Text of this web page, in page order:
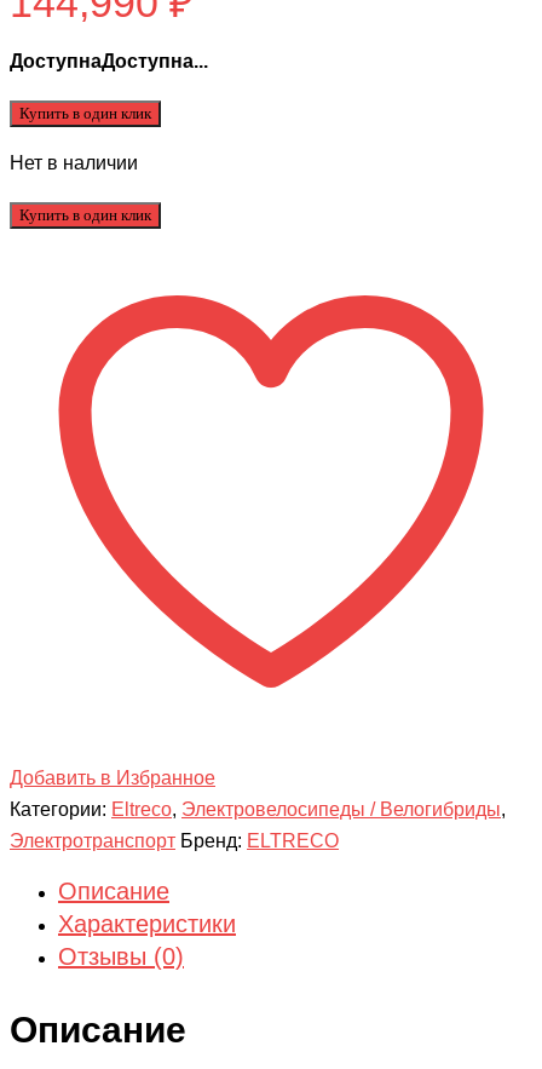
ДоступнаДоступна...
Купить в один клик
Нет в наличии
Купить в один клик
Добавить в Избранное
Категории: Eltreco, Электровелосипеды / Велогибриды,
Электротранспорт Бренд: ELTRECO
Описание
Характеристики
Отзывы (0)
Описание